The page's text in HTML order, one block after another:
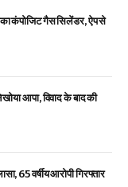
का कंपोजिट गैस सिलेंडर, ऐप से
आपा, विवाद के बाद की
65 वर्षीय आरोपी गिरफ्तार